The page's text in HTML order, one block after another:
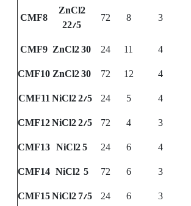
CMF8 ZnCl2
22/5
72 8 3
CMF9 ZnCl2 30 24 11 4
CMF10ZnCl2 30 72 12 4
CMF11NiCl2 2/5 24 5 4
CMF12NiCl2 2/5 72 4 3
CMF13 NiCl2 5 24 6 4
CMF14 NiCl2 5 72 6 3
CMF15NiCl2 7/5 24 6 3